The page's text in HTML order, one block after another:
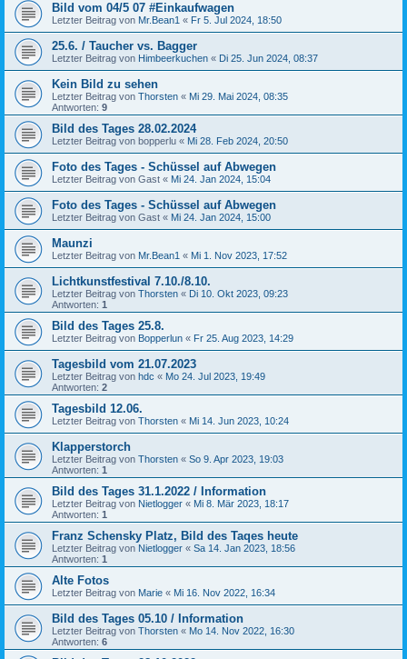
Bild vom 04/5 07 #Einkaufwagen
Letzter Beitrag von Mr.Bean1 « Fr 5. Jul 2024, 18:50
25.6. / Taucher vs. Bagger
Letzter Beitrag von Himbeerkuchen « Di 25. Jun 2024, 08:37
Kein Bild zu sehen
Letzter Beitrag von Thorsten « Mi 29. Mai 2024, 08:35
Antworten: 9
Bild des Tages 28.02.2024
Letzter Beitrag von bopperlu « Mi 28. Feb 2024, 20:50
Foto des Tages - Schüssel auf Abwegen
Letzter Beitrag von Gast « Mi 24. Jan 2024, 15:04
Foto des Tages - Schüssel auf Abwegen
Letzter Beitrag von Gast « Mi 24. Jan 2024, 15:00
Maunzi
Letzter Beitrag von Mr.Bean1 « Mi 1. Nov 2023, 17:52
Lichtkunstfestival 7.10./8.10.
Letzter Beitrag von Thorsten « Di 10. Okt 2023, 09:23
Antworten: 1
Bild des Tages 25.8.
Letzter Beitrag von Bopperlun « Fr 25. Aug 2023, 14:29
Tagesbild vom 21.07.2023
Letzter Beitrag von hdc « Mo 24. Jul 2023, 19:49
Antworten: 2
Tagesbild 12.06.
Letzter Beitrag von Thorsten « Mi 14. Jun 2023, 10:24
Klapperstorch
Letzter Beitrag von Thorsten « So 9. Apr 2023, 19:03
Antworten: 1
Bild des Tages 31.1.2022 / Information
Letzter Beitrag von Nietlogger « Mi 8. Mär 2023, 18:17
Antworten: 1
Franz Schensky Platz, Bild des Taqes heute
Letzter Beitrag von Nietlogger « Sa 14. Jan 2023, 18:56
Antworten: 1
Alte Fotos
Letzter Beitrag von Marie « Mi 16. Nov 2022, 16:34
Bild des Tages 05.10 / Information
Letzter Beitrag von Thorsten « Mo 14. Nov 2022, 16:30
Antworten: 6